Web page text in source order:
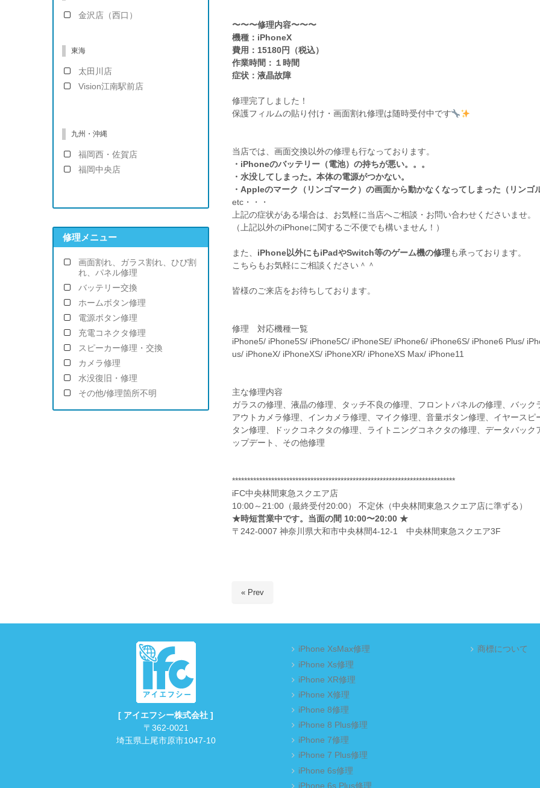
〜〜〜修理内容〜〜〜
機種：iPhoneX
費用：15180円（税込）
作業時間：１時間
症状：液晶故障
修理完了しました！
保護フィルムの貼り付け・画面割れ修理は随時受付中です
当店では、画面交換以外の修理も行なっております。
・iPhoneのバッテリー（電池）の持ちが悪い。。。
・水没してしまった。本体の電源がつかない。
・Appleのマーク（リンゴマーク）の画面から動かなくなってしまった（リンゴ
etc・・・
上記の症状がある場合は、お気軽に当店へご相談・お問い合わせくださいませ。
（上記以外のiPhoneに関するご不便でも構いません！）
また、 iPhone以外にもiPadやSwitch等のゲーム機の修理も承っております。
こちらもお気軽にご相談ください＾＾
皆様のご来店をお待ちしております。
修理 対応機種一覧
iPhone5/ iPhone5S/ iPhone5C/ iPhoneSE/ iPhone6/ iPhone6S/ iPhone6 Plus/
us/ iPhoneX/ iPhoneXS/ iPhoneXR/ iPhoneXS Max/ iPhone11
主な修理内容
ガラスの修理、液晶の修理、タッチ不良の修理、フロントパネルの修理、バック
アウトカメラ修理、インカメラ修理、マイク修理、音量ボタン修理、イヤース
タン修理、ドックコネクタの修理、ライトニングコネクタの修理、データバッ
ップデート、その他修理
**************************************************************************
iFC中央林間東急スクエア店
10:00～21:00（最終受付20:00） 不定休（中央林間東急スクエア店に準ずる）
★時短営業中です。当面の間 10:00〜20:00 ★
〒242-0007 神奈川県大和市中央林間4-12-1 中央林間東急スクエア3F
« Prev
金沢店（西口）
東海
太田川店
Vision江南駅前店
九州・沖縄
福岡西・佐賀店
福岡中央店
修理メニュー
画面割れ、ガラス割れ、ひび割
れ、パネル修理
バッテリー交換
ホームボタン修理
電源ボタン修理
充電コネクタ修理
スピーカー修理・交換
カメラ修理
水没復旧・修理
その他/修理箇所不明
[ アイエフシー株式会社 ]
〒362-0021
埼玉県上尾市原市1047-10
iPhone XsMax修理
iPhone Xs修理
iPhone XR修理
iPhone X修理
iPhone 8修理
iPhone 8 Plus修理
iPhone 7修理
iPhone 7 Plus修理
iPhone 6s修理
iPhone 6s Plus修理
商標について